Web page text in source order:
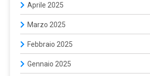
Aprile 2025
Marzo 2025
Febbraio 2025
Gennaio 2025